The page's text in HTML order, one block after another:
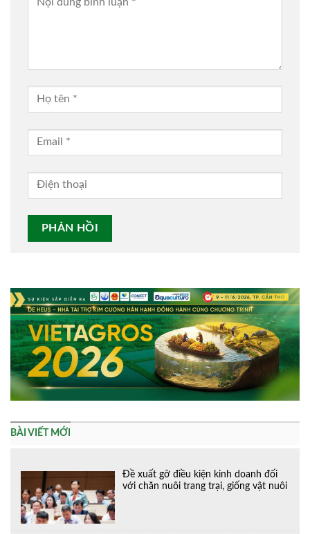
BÀI VIẾT MỚI
Đề xuất gỡ điều kiện kinh doanh đối
với chăn nuôi trang trại, giống vật nuôi